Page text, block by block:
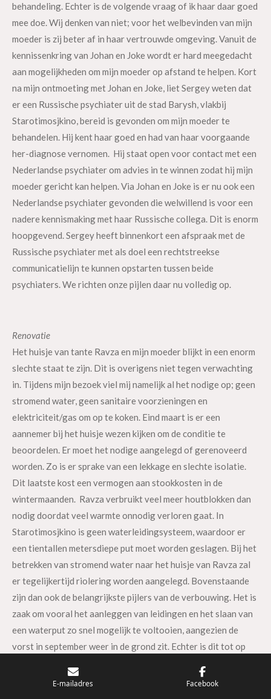
behandeling. Echter is de volgende vraag of ik haar daar goed
mee doe. Wij denken van niet; voor het welbevinden van mijn
moeder is zij beter af in haar vertrouwde omgeving. Vanuit de
kennissenkring van Johan en Joke wordt er hard meegedacht
aan mogelijkheden om mijn moeder op afstand te helpen. Kort
na mijn ontmoeting met Johan en Joke, liet Sergey weten dat
er een Russische psychiater uit de stad Barysh, vlakbij
Starotimosjkino, bereid is gevonden om mijn moeder te
behandelen. Hij kent haar goed en had van haar voorgaande
her-diagnose vernomen. Hij staat open voor contact met een
Nederlandse psychiater om advies in te winnen zodat hij mijn
moeder gericht kan helpen. Via Johan en Joke is er nu ook een
Nederlandse psychiater gevonden die welwillend is voor een
nadere kennismaking met haar Russische collega. Dit is enorm
hoopgevend. Sergey heeft binnenkort een afspraak met de
Russische psychiater met als doel een rechtstreekse
communicatielijn te kunnen opstarten tussen beide
psychiaters. We richten onze pijlen daar nu volledig op.
Renovatie
Het huisje van tante Ravza en mijn moeder blijkt in een enorm
slechte staat te zijn. Dit is overigens niet tegen verwachting
in. Tijdens mijn bezoek viel mij namelijk al het nodige op; geen
stromend water, geen sanitaire voorzieningen en
elektriciteit/gas om op te koken. Eind maart is er een
aannemer bij het huisje wezen kijken om de conditie te
beoordelen. Er moet het nodige aangelegd of gerenoveerd
worden. Zo is er sprake van een lekkage en slechte isolatie.
Dit laatste kost een vermogen aan stookkosten in de
wintermaanden. Ravza verbruikt veel meer houtblokken dan
nodig doordat veel warmte onnodig verloren gaat. In
Starotimosjkino is geen waterleidingsysteem, waardoor er
een tientallen metersdiepe put moet worden geslagen. Bij het
betrekken van stromend water naar het huisje van Ravza zal
er tegelijkertijd riolering worden aangelegd. Bovenstaande
zijn dan ook de belangrijkste pijlers van de verbouwing. Het is
zaak om vooral het aanleggen van leidingen en het slaan van
een waterput zo snel mogelijk te voltooien, aangezien de
vorst in september weer in de grond zit. Echter is dit tot op
heeft ons drie maanden op een prijsopgave laten wachten. In
E-mailadres Facebook